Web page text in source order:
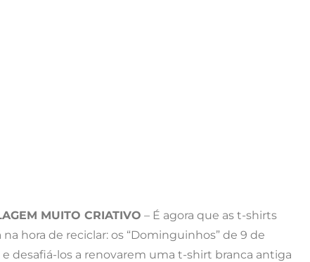
MUITO CRIATIVO – É agora que as t-shirts
hora de reciclar: os “Dominguinhos” de 9 de
desafiá-los a renovarem uma t-shirt branca antiga